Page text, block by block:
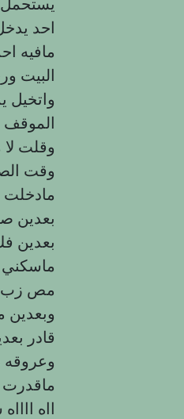
احد
مافيه
البيت
وقلت
وقت
مادخلت
بعدين
بعدين
مص زب
وبعدين
قادر
وعروقه
ماقدرت
ااه